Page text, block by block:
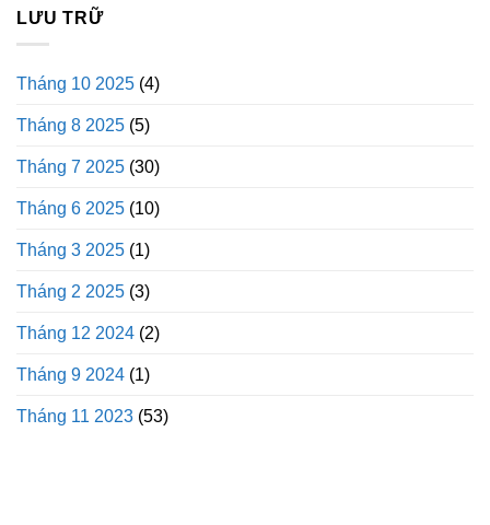
LƯU TRỮ
Tháng 10 2025 (4)
Tháng 8 2025 (5)
Tháng 7 2025 (30)
Tháng 6 2025 (10)
Tháng 3 2025 (1)
Tháng 2 2025 (3)
Tháng 12 2024 (2)
Tháng 9 2024 (1)
Tháng 11 2023 (53)